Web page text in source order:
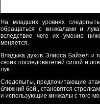
На младших уровнях
обращаться с кинжалами и
вследствие чего их умение
меняется.
Владыка духов Элиоса Байзел и
своих последователей силой и
лук.
Следопыты, предпочитающие
ближний бой,, становятся
и использующие кинжалы с того